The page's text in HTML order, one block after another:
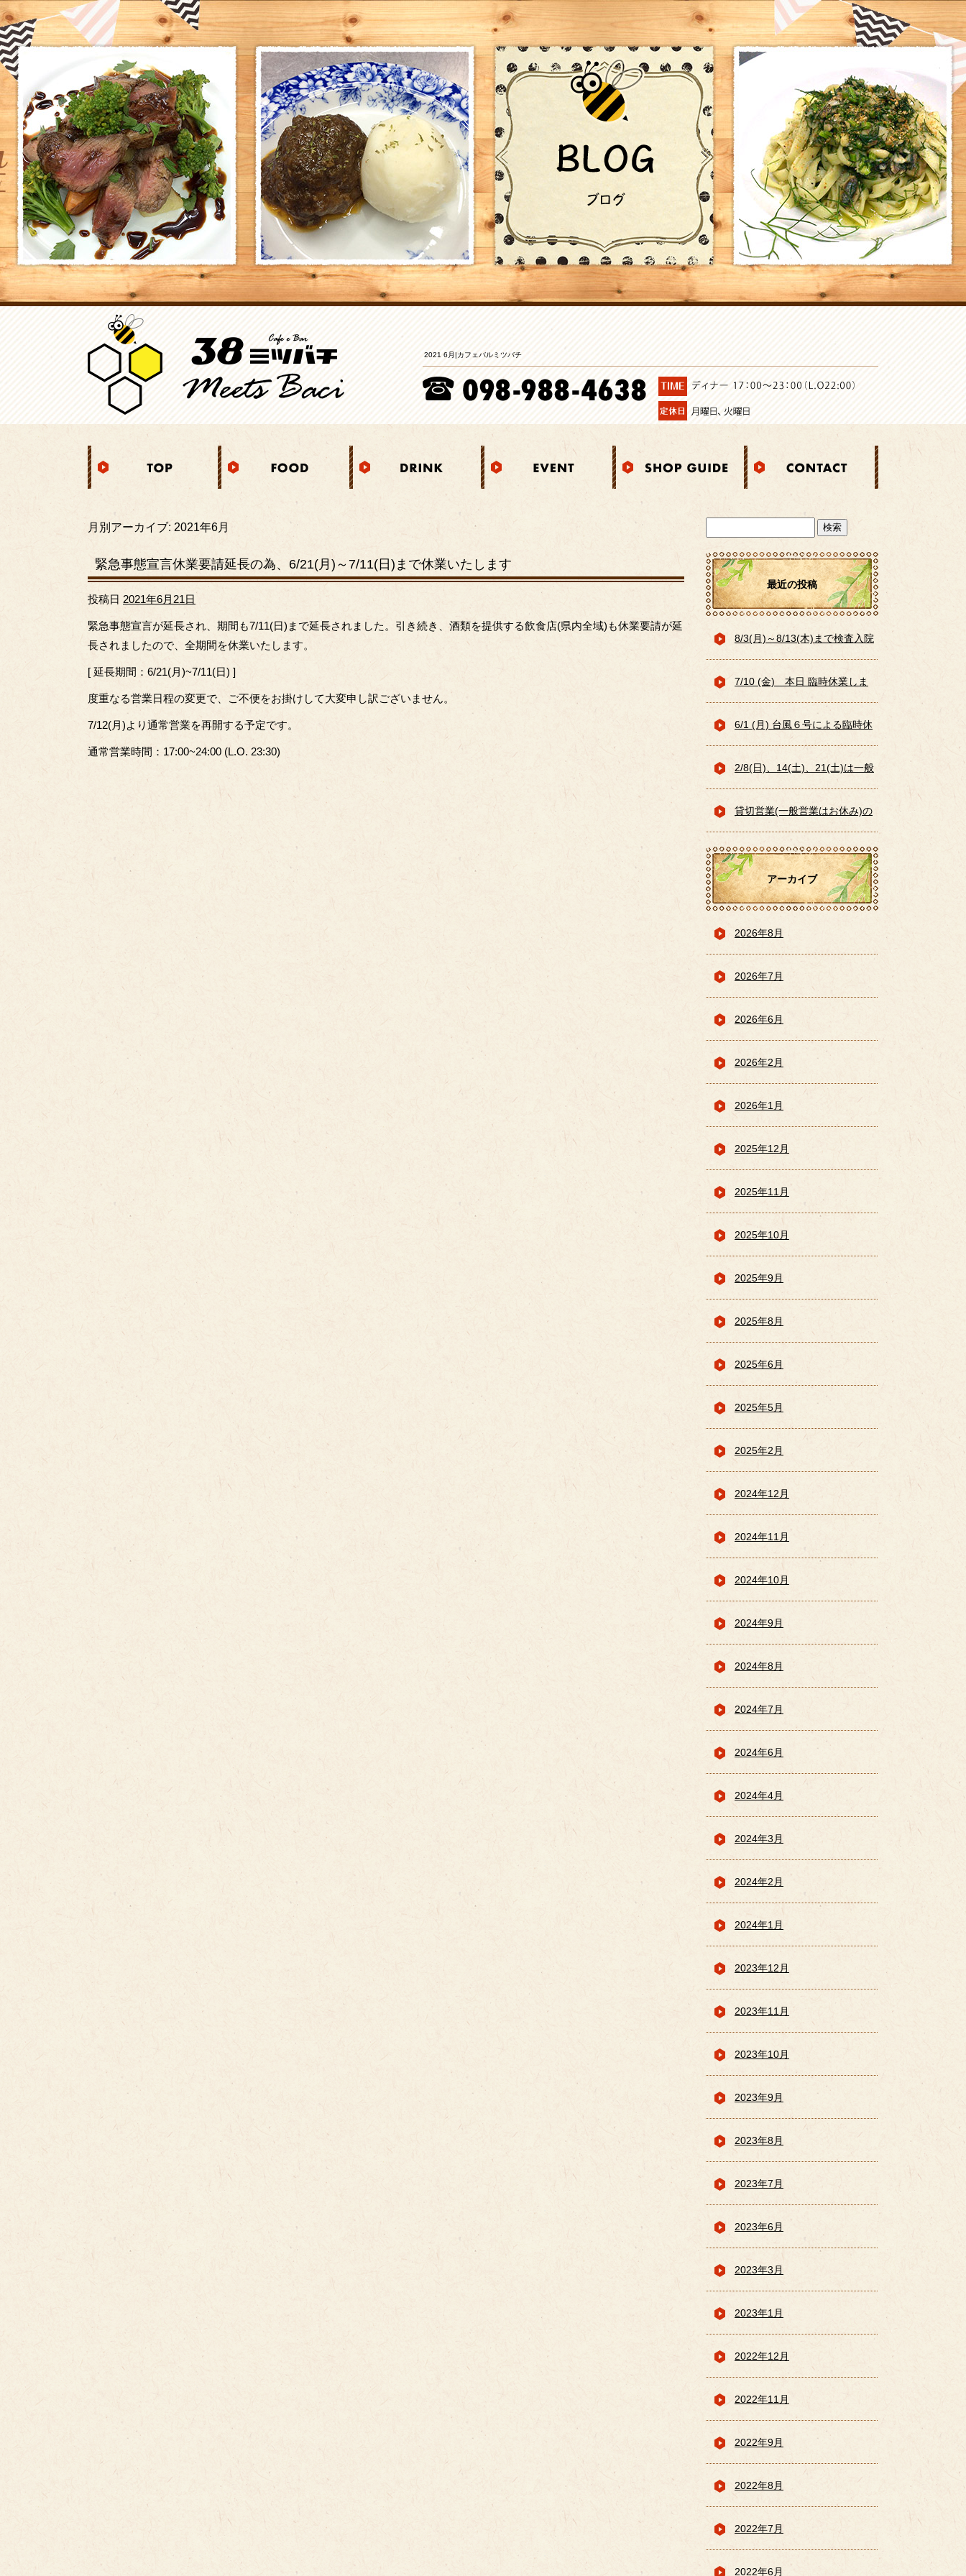
2021 6月|カフェバルミツバチ
月別アーカイブ: 2021年6月
緊急事態宣言休業要請延長の為、6/21(月)～7/11(日)まで休業いたします
投稿日 2021年6月21日
緊急事態宣言が延長され、期間も7/11(日)まで延長されました。引き続き、酒類を提供する飲食店(県内全域)も休業要請が延
長されましたので、全期間を休業いたします。
[ 延長期間：6/21(月)~7/11(日) ]
度重なる営業日程の変更で、ご不便をお掛けして大変申し訳ございません。
7/12(月)より通常営業を再開する予定です。
通常営業時間：17:00~24:00 (L.O. 23:30)
最近の投稿
8/3(月)～8/13(木)まで検査入院
の為、お休みとさせていただき
ます
7/10 (金) 本日 臨時休業しま
す （大雨予想の恐れがある
為）
6/1 (月) 台風６号による臨時休
業のお知らせ
2/8(日)、14(土)、21(土)は一般
営業はお休みです
貸切営業(一般営業はお休み)の
お知らせ 1/17(土)、
1/24(土)、1/30(金)
アーカイブ
2026年8月
2026年7月
2026年6月
2026年2月
2026年1月
2025年12月
2025年11月
2025年10月
2025年9月
2025年8月
2025年6月
2025年5月
2025年2月
2024年12月
2024年11月
2024年10月
2024年9月
2024年8月
2024年7月
2024年6月
2024年4月
2024年3月
2024年2月
2024年1月
2023年12月
2023年11月
2023年10月
2023年9月
2023年8月
2023年7月
2023年6月
2023年3月
2023年1月
2022年12月
2022年11月
2022年9月
2022年8月
2022年7月
2022年6月